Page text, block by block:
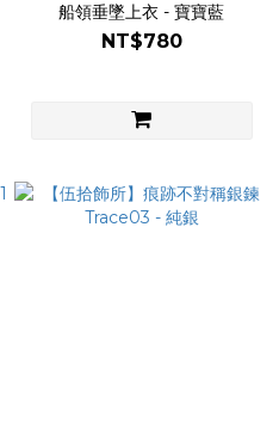
船領垂墜上衣 - 寶寶藍
NT$780